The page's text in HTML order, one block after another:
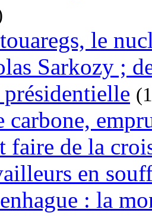
le
Sarkozy ;
carbone,
faire de la
en
: la